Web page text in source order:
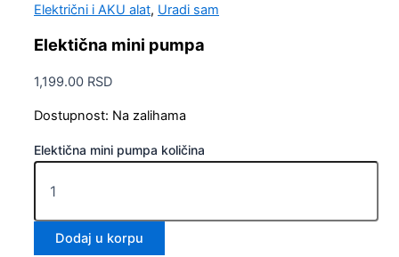
Električni i AKU alat, Uradi sam
Elektična mini pumpa
1,199.00 RSD
Dostupnost: Na zalihama
Elektična mini pumpa količina
Dodaj u korpu